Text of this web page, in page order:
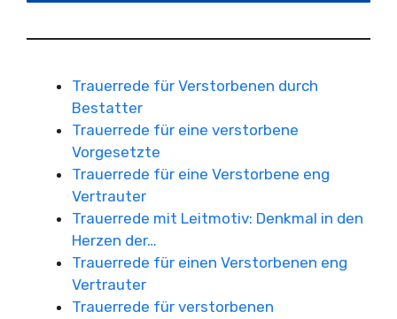
Trauerrede für Verstorbenen durch
Bestatter
Trauerrede für eine verstorbene
Vorgesetzte
Trauerrede für eine Verstorbene eng
Vertrauter
Trauerrede mit Leitmotiv: Denkmal in den
Herzen der…
Trauerrede für einen Verstorbenen eng
Vertrauter
Trauerrede für verstorbenen